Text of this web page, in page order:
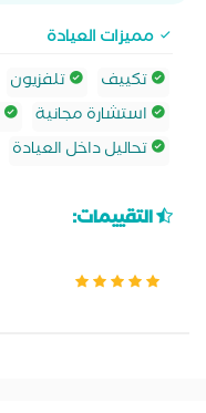
مميزات العيادة
تكييف
تلفزيون
استشارة مجانية
تحاليل داخل العيادة
التقييمات: